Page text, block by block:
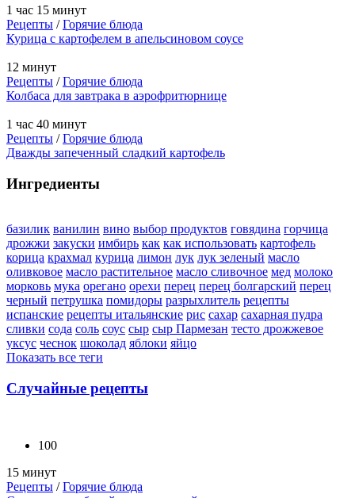
1 час 15 минут
Рецепты /Горячие блюда
Курица с картофелем в апельсиновом соусе
12 минут
Рецепты /Горячие блюда
Колбаса для завтрака в аэрофритюрнице
1 час 40 минут
Рецепты /Горячие блюда
Дважды запеченный сладкий картофель
Ингредиенты
базилик ванилин вино выбор продуктов говядина горчица
дрожжи закуски имбирь как как использовать картофель
корица крахмал курица лимон лук лук зеленый масло
оливковое масло растительное масло сливочное мед молоко
морковь мука орегано орехи перец перец болгарский перец
черный петрушка помидоры разрыхлитель рецепты
испанские рецепты итальянские рис сахар сахарная пудра
сливки сода соль соус сыр сыр Пармезан тесто дрожжевое
уксус чеснок шоколад яблоки яйцо
Показать все теги
Случайные рецепты
100
15 минут
Рецепты /Горячие блюда